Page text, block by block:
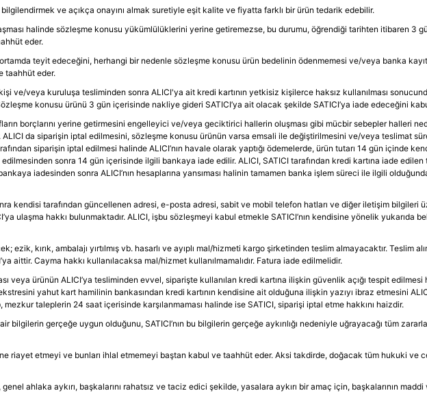
ve açıkça onayını almak suretiyle eşit kalite ve fiyatta farklı bir ürün tedarik edebilir.
halinde sözleşme konusu yükümlülüklerini yerine getiremezse, bu durumu, öğrendiği tarihten itibaren 3
eder.
teyit edeceğini, herhangi bir nedenle sözleşme konusu ürün bedelinin ödenmemesi ve/veya banka
taahhüt eder.
ve/veya kuruluşa tesliminden sonra ALICI'ya ait kredi kartının yetkisiz kişilerce haksız kullanılması
konusu ürünü 3 gün içerisinde nakliye gideri SATICI’ya ait olacak şekilde SATICI’ya iade edeceğini
borçlarını yerine getirmesini engelleyici ve/veya geciktirici hallerin oluşması gibi mücbir sebepler halleri
da siparişin iptal edilmesini, sözleşme konusu ürünün varsa emsali ile değiştirilmesini ve/veya teslimat
siparişin iptal edilmesi halinde ALICI’nın havale olarak yaptığı ödemelerde, ürün tutarı 14 gün içinde
sonra 14 gün içerisinde ilgili bankaya iade edilir. ALICI, SATICI tarafından kredi kartına iade edilen
iadesinden sonra ALICI’nın hesaplarına yansıması halinin tamamen banka işlem süreci ile ilgili
kendisi tarafından güncellenen adresi, e-posta adresi, sabit ve mobil telefon hatları ve diğer iletişim bilgileri
ulaşma hakkı bulunmaktadır. ALICI, işbu sözleşmeyi kabul etmekle SATICI’nın kendisine yönelik yukarıda
kırık, ambalajı yırtılmış vb. hasarlı ve ayıplı mal/hizmeti kargo şirketinden teslim almayacaktır. Teslim
aittir. Cayma hakkı kullanılacaksa mal/hizmet kullanılmamalıdır. Fatura iade edilmelidir.
veya ürünün ALICI’ya tesliminden evvel, siparişte kullanılan kredi kartına ilişkin güvenlik açığı tespit
yahut kart hamilinin bankasından kredi kartının kendisine ait olduğuna ilişkin yazıyı ibraz etmesini
taleplerin 24 saat içerisinde karşılanmaması halinde ise SATICI, siparişi iptal etme hakkını haizdir.
gerçeğe uygun olduğunu, SATICI’nın bu bilgilerin gerçeğe aykırılığı nedeniyle uğrayacağı tüm
riayet etmeyi ve bunları ihlal etmemeyi baştan kabul ve taahhüt eder. Aksi takdirde, doğacak tüm hukuki ve
ahlaka aykırı, başkalarını rahatsız ve taciz edici şekilde, yasalara aykırı bir amaç için, başkalarının